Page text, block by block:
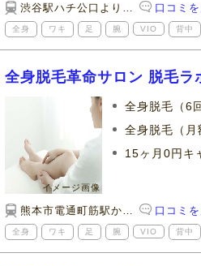
渋谷駅ハチ公口より徒歩3分 口コミ
全身 ワキ 足 腕 VIO 背中
全身脱毛革命サロン 脱毛ラ
全身脱毛（6
全身脱毛（
15ヶ月0円キ
熊本市電通町筋駅から徒歩3分 口コミ
全身 ワキ 足 腕 VIO 背中